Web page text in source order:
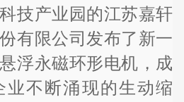
技产业园的江苏嘉轩
有限公司发布了新一
浮永磁环形电机，成
业不断涌现的生动缩